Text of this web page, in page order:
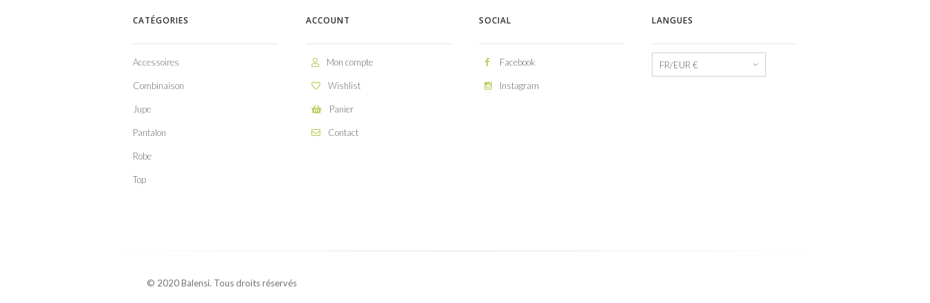
CATÉGORIES
Accessoires
Combinaison
Jupe
Pantalon
Robe
Top
ACCOUNT
Mon compte
Wishlist
Panier
Contact
SOCIAL
Facebook
Instagram
LANGUES
Langues
© 2020 Balensi. Tous droits réservés